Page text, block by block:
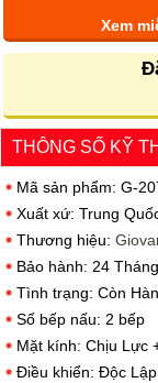
Xem
THÔNG SỐ KỸ
Mã sản phẩm: G-
Xuất xứ: Trung
Thương hiệu:
Bảo hành: 24 Tháng
Tình trạng: Còn
Số bếp nấu: 2 bếp
Mặt kính: Chịu Lực
Điều khiển: Độc Lập